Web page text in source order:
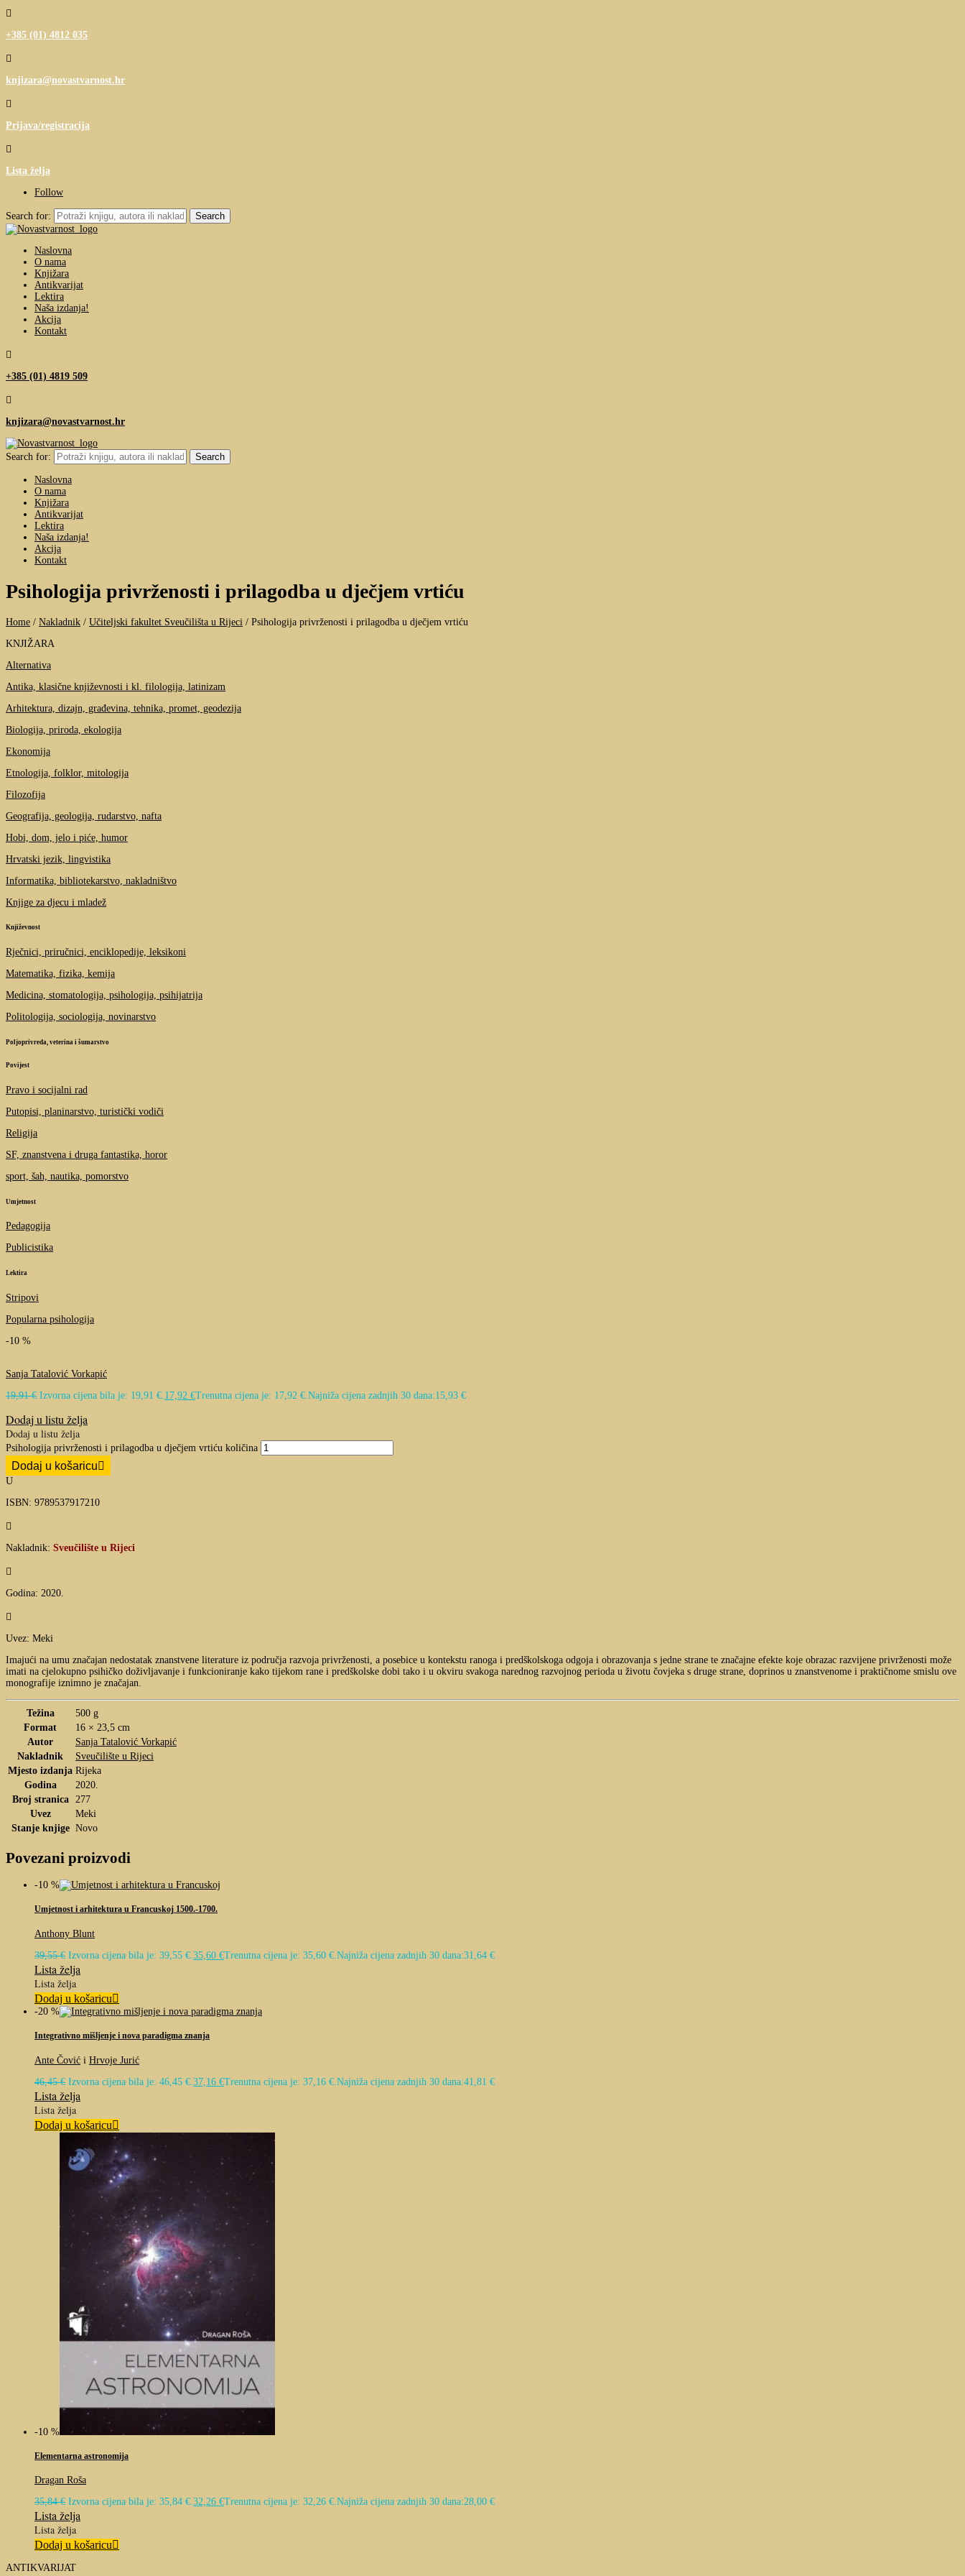

+385 (01) 4812 035

knjizara@novastvarnost.hr

Prijava/registracija

Lista želja
Follow
Search for:
Naslovna
O nama
Knjižara
Antikvarijat
Lektira
Naša izdanja!
Akcija
Kontakt

+385 (01) 4819 509

knjizara@novastvarnost.hr
Search for:
Naslovna
O nama
Knjižara
Antikvarijat
Lektira
Naša izdanja!
Akcija
Kontakt
Psihologija privrženosti i prilagodba u dječjem vrtiću
Home / Nakladnik / Učiteljski fakultet Sveučilišta u Rijeci / Psihologija privrženosti i prilagodba u dječjem vrtiću
KNJIŽARA
Alternativa
Antika, klasične književnosti i kl. filologija, latinizam
Arhitektura, dizajn, građevina, tehnika, promet, geodezija
Biologija, priroda, ekologija
Ekonomija
Etnologija, folklor, mitologija
Filozofija
Geografija, geologija, rudarstvo, nafta
Hobi, dom, jelo i piće, humor
Hrvatski jezik, lingvistika
Informatika, bibliotekarstvo, nakladništvo
Knjige za djecu i mladež
Književnost
Rječnici, priručnici, enciklopedije, leksikoni
Matematika, fizika, kemija
Medicina, stomatologija, psihologija, psihijatrija
Politologija, sociologija, novinarstvo
Poljoprivreda, veterina i šumarstvo
Povijest
Pravo i socijalni rad
Putopisi, planinarstvo, turistički vodiči
Religija
SF, znanstvena i druga fantastika, horor
sport, šah, nautika, pomorstvo
Umjetnost
Pedagogija
Publicistika
Lektira
Stripovi
Popularna psihologija
-10 %
Sanja Tatalović Vorkapić
19,91€ Izvorna cijena bila je: 19,91 €.17,92 €Trenutna cijena je: 17,92 €.Najniža cijena zadnjih 30 dana:15,93 €
Dodaj u listu želja
Dodaj u listu želja
Psihologija privrženosti i prilagodba u dječjem vrtiću količina
Dodaj u košaricu
U
ISBN: 9789537917210

Nakladnik: Sveučilište u Rijeci

Godina: 2020.

Uvez: Meki
Imajući na umu značajan nedostatak znanstvene literature iz područja razvoja privrženosti, a posebice u kontekstu ranoga i predškolskoga odgoja i obrazovanja s jedne strane te značajne efekte koje obrazac razvijene privrženosti može
imati na cjelokupno psihičko doživljavanje i funkcioniranje kako tijekom rane i predškolske dobi tako i u okviru svakoga narednog razvojnog perioda u životu čovjeka s druge strane, doprinos u znanstvenome i praktičnome smislu ove
monografije iznimno je značajan.
Težina
500 g
Format
16 × 23,5 cm
Autor
Sanja Tatalović Vorkapić
Nakladnik
Sveučilište u Rijeci
Mjesto izdanja Rijeka
Godina
2020.
Broj stranica
277
Uvez
Meki
Stanje knjige Novo
Povezani proizvodi
-10 %
Umjetnost i arhitektura u Francuskoj 1500.-1700.
Anthony Blunt
39,55€ Izvorna cijena bila je: 39,55 €. 35,60 €Trenutna cijena je: 35,60 €. Najniža cijena zadnjih 30 dana:31,64 €
Lista želja
Lista želja
Dodaj u košaricu
-20 %
Integrativno mišljenje i nova paradigma znanja
Ante Čović i Hrvoje Jurić
46,45€ Izvorna cijena bila je: 46,45 €. 37,16 €Trenutna cijena je: 37,16 €. Najniža cijena zadnjih 30 dana:41,81 €
Lista želja
Lista želja
Dodaj u košaricu
-10 %
Elementarna astronomija
Dragan Roša
35,84€ Izvorna cijena bila je: 35,84 €.32,26 €Trenutna cijena je: 32,26 €.Najniža cijena zadnjih 30 dana:28,00 €
Lista želja
Lista želja
Dodaj u košaricu
ANTIKVARIJAT